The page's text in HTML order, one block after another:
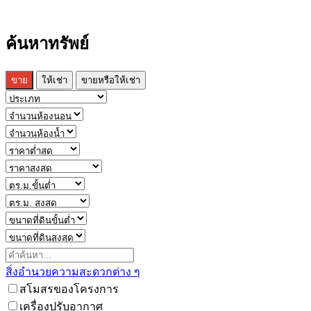
ค้นหาทรัพย์
ขาย ให้เช่า ขายหรือให้เช่า
สิ่งอำนวยความสะดวกต่าง ๆ
สโมสรของโครงการ
เครื่องปรับอากาศ